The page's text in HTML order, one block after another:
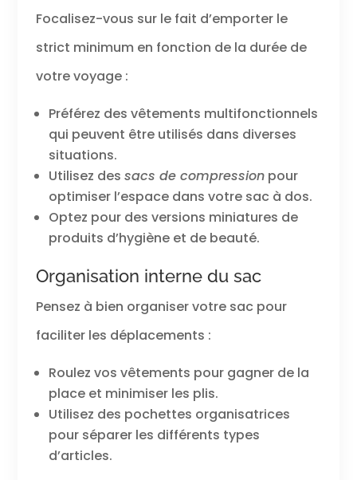
Focalisez-vous sur le fait d’emporter le
strict minimum en fonction de la durée de
votre voyage :
Préférez des vêtements multifonctionnels
qui peuvent être utilisés dans diverses
situations.
Utilisez des sacs de compressionpour
optimiser l’espace dans votre sac à dos.
Optez pour des versions miniatures de
produits d’hygiène et de beauté.
Organisation interne du sac
Pensez à bien organiser votre sac pour
faciliter les déplacements :
Roulez vos vêtements pour gagner de la
place et minimiser les plis.
Utilisez des pochettes organisatrices
pour séparer les différents types
d’articles.